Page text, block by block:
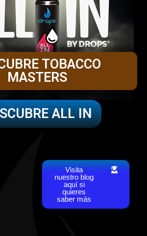
TOBACCO
MASTERS
ALL IN
Visita
nuestro blog
aquí si
quieres
saber más